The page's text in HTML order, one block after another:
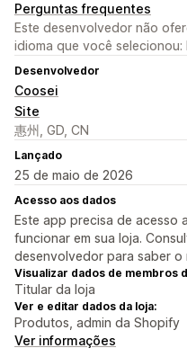
Perguntas frequentes
Este desenvolvedor não
idioma que você selecionou:
Desenvolvedor
Coosei
Site
惠州, GD, CN
Lançado
25 de maio de 2026
Acesso aos dados
Este app precisa de acesso
funcionar em sua loja.
desenvolvedor para saber o
Visualizar dados de membros
Titular da loja
Ver e editar dados da loja:
Produtos, admin da Shopify
Ver informações